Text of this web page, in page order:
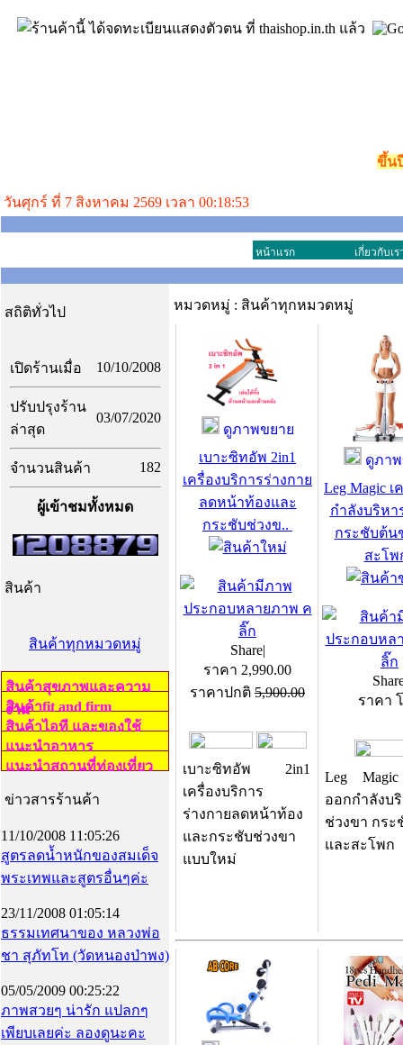
ขึ้น
วันศุกร์ ที่ 7 สิงหาคม 2569 เวลา 00:18:53
หน้าแรก เกี่ยวกับเร
สถิติทั่วไป
เปิดร้านเมื่อ 10/10/2008
ปรับปรุงร้าน
ล่าสุด
03/07/2020
จำนวนสินค้า 182
ผู้เข้าชมทั้งหมด
สินค้า
สินค้าทุกหมวดหมู่
สินค้าสุขภาพและความ
งาม
สินค้าfit and firm
สินค้าไอที และของใช้
แนะนำอาหาร
แนะนำสถานที่ท่องเที่ยว
ข่าวสารร้านค้า
11/10/2008 11:05:26
สูตรลดน้ำหนักของสมเด็จ
พระเทพและสูตรอื่นๆค่ะ
23/11/2008 01:05:14
ธรรมเทศนาของ หลวงพ่อ
ชา สุภัทโท (วัดหนองป่าพง)
05/05/2009 00:25:22
ภาพสวยๆ น่ารัก แปลกๆ
เพียบเลยค่ะ ลองดูนะคะ
หมวดหมู่ : สินค้าทุกหมวดหมู่
ดูภาพขยาย
เบาะซิทอัพ 2in1
เครื่องบริการร่างกาย
ลดหน้าท้องและ
กระชับช่วงข..
Share|
ราคา 2,990.00
ราคาปกติ 5,900.00
เบาะซิทอัพ 2in1
เครื่องบริการ
ร่างกายลดหน้าท้อง
และกระชับช่วงขา
แบบใหม่
ดูภา
Leg Magic
กำลังบริหา
กระชับต้น
สะโ
ราคา
Leg
ออกกำลังบ
ช่วงขา กร
และสะโพก